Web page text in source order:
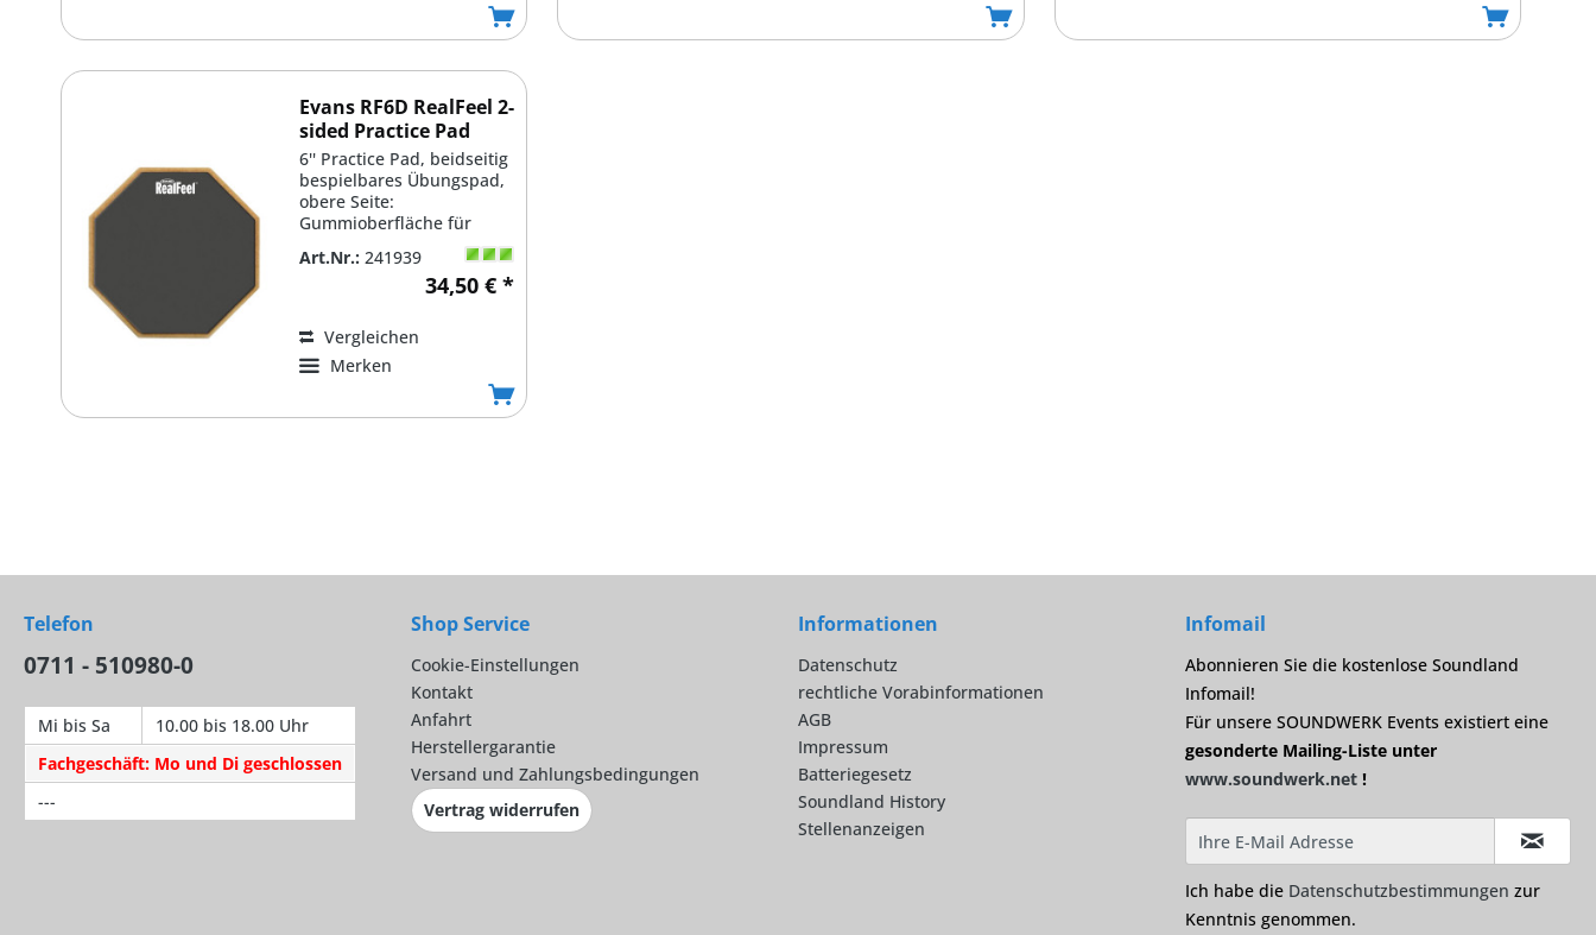
Evans RF6D RealFeel 2-
sided Practice Pad
6'' Practice Pad, beidseitig
bespielbares Übungspad,
obere Seite:
Gummioberfläche für
einen realistischen Stick-...
Art.Nr.: 241939
34,50 € *
Vergleichen
Merken
Telefon
0711 - 510980-0
Mi bis Sa
10.00 bis 18.00 Uhr
Fachgeschäft: Mo und Di geschlossen
---
Shop Service
Cookie-Einstellungen
Kontakt
Anfahrt
Herstellergarantie
Versand und Zahlungsbedingungen
Vertrag widerrufen
Informationen
Datenschutz
rechtliche Vorabinformationen
AGB
Impressum
Batteriegesetz
Soundland History
Stellenanzeigen
Infomail
Abonnieren Sie die kostenlose Soundland
Infomail!
Für unsere SOUNDWERK Events existiert eine
gesonderte Mailing-Liste unter
www.soundwerk.net !
Ich habe die Datenschutzbestimmungen zur
Kenntnis genommen.